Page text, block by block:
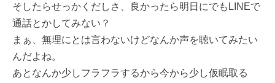
そしたらせっかくだしさ、良かったら明日にでもLINEで
通話とかしてみない？
まぁ、無理にとは言わないけどなんか声を聴いてみたい
んだよね。
あとなんか少しフラフラするから今から少し仮眠取る